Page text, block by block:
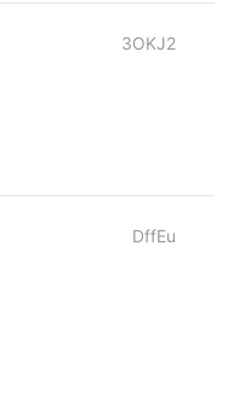
3OKJ2
DffEu